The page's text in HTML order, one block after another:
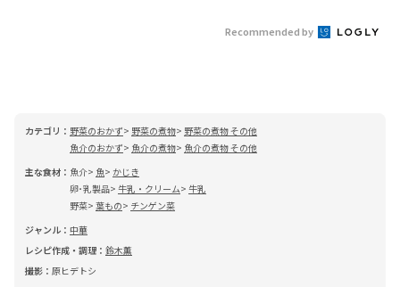
Recommended by
カテゴリ： 野菜のおかず 野菜の煮物
野菜の煮物 その他
魚介のおかず
魚介の煮物
魚介の煮物 その他
主な食材： 魚介 魚
かじき
卵･乳製品 牛乳・クリーム
牛乳
野菜 葉もの
チンゲン菜
ジャンル： 中華
レシピ作成・調理： 鈴木薫
撮影： 原ヒデトシ